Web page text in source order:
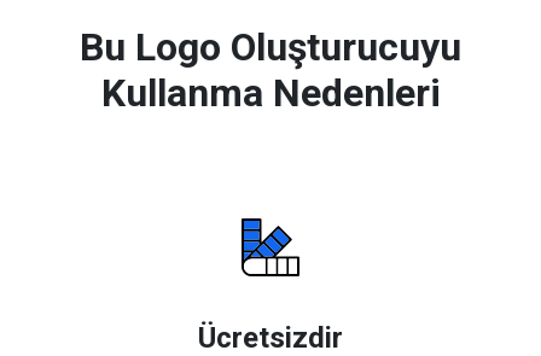
Bu Logo Oluşturucuyu
Kullanma Nedenleri
Ücretsizdir